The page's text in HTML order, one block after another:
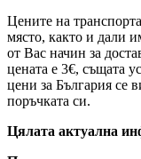
Цените на
място, както и дали
от Вас начин за
цената е 3€, същата
цени за България се
поръчката си.
Цялата актуална